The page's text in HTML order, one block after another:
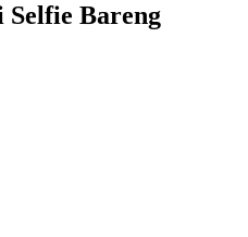
Selfie Bareng